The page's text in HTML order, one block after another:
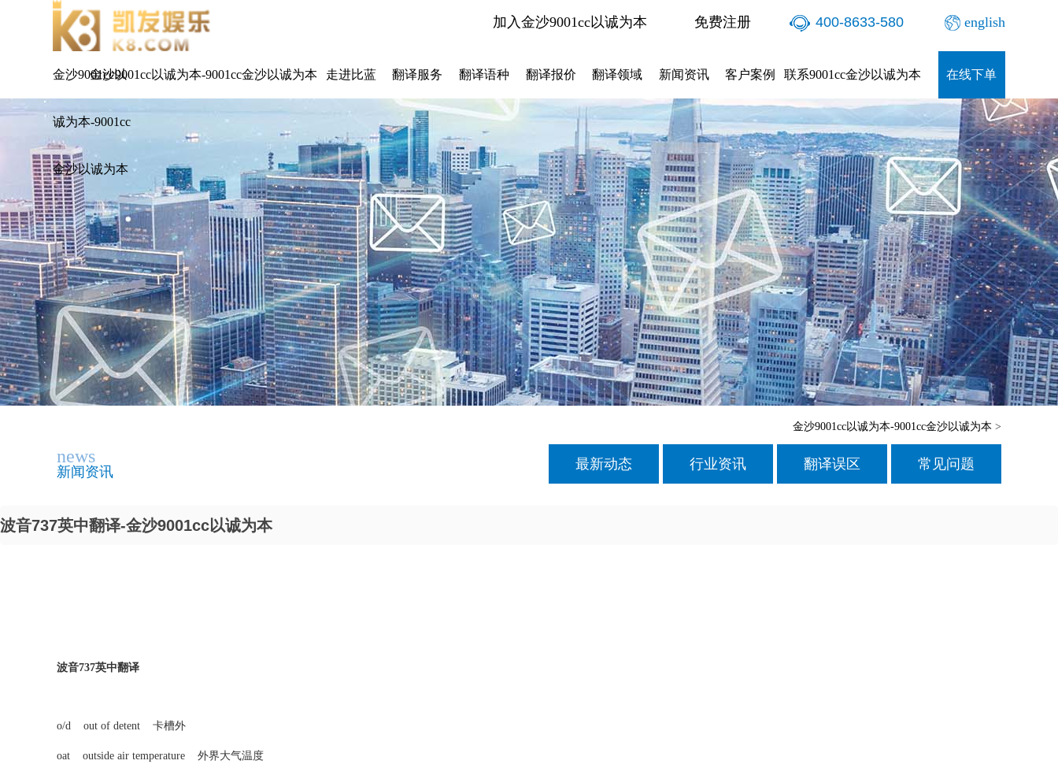
加入金沙9001cc以诚为本 免费注册 400-8633-580 english
金沙9001cc以
诚为本-9001cc
金沙以诚为本
金沙9001cc以诚为本-9001cc金沙以诚为本 走进比蓝 翻译服务 翻译语种 翻译报价 翻译领域 新闻资讯 客户案例 联系9001cc金沙以诚为本 在线下单
金沙9001cc以诚为本-9001cc金沙以诚为本 >
news
新闻资讯 最新动态 行业资讯 翻译误区 常见问题
波音737英中翻译-金沙9001cc以诚为本
波音737英中翻译
o/d out of detent 卡槽外
oat outside air temperature 外界大气温度